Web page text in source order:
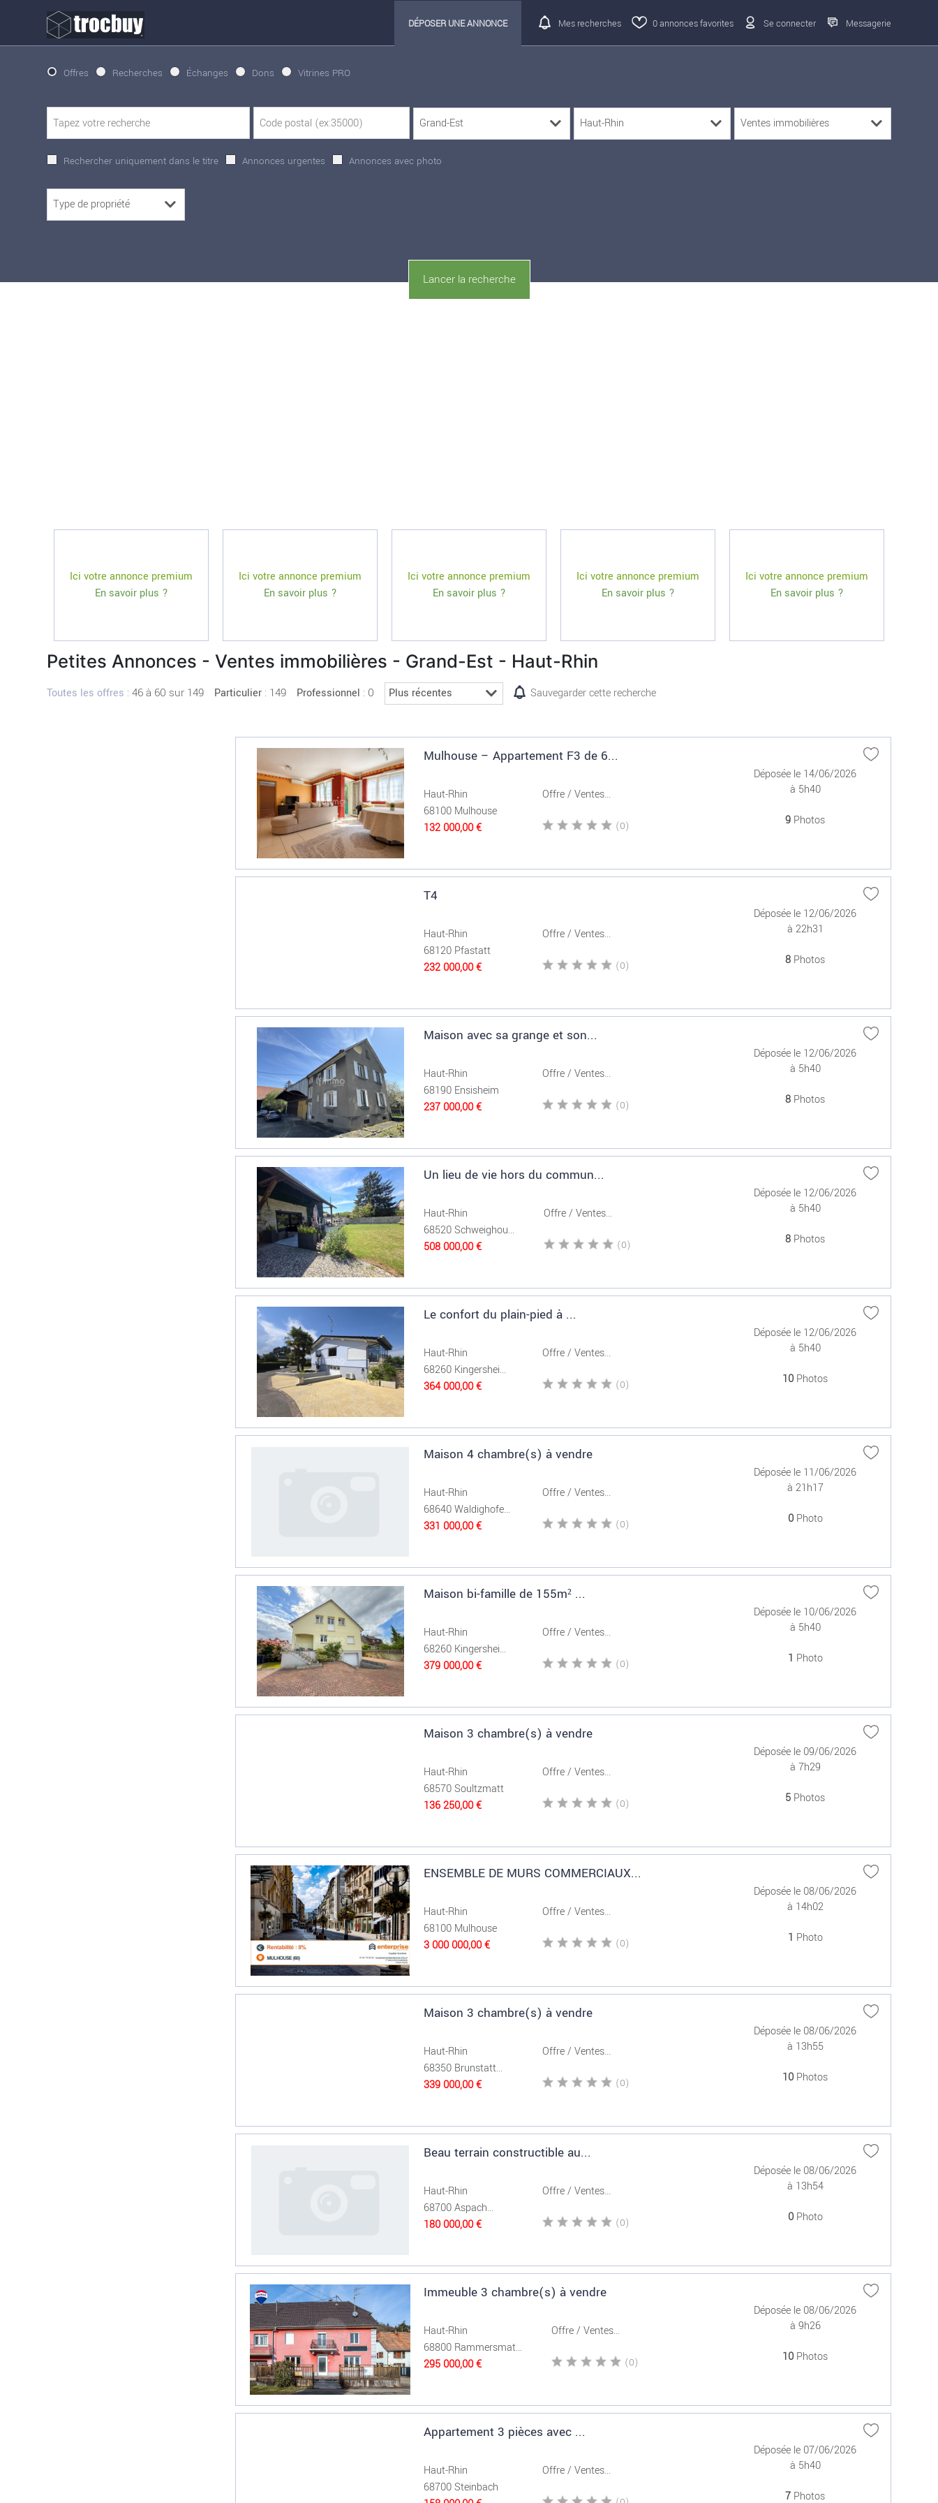
DÉPOSER UNE ANNONCE Mes recherches 0annonces favorites Se connecter Messagerie
Offres Recherches Échanges Dons Vitrines PRO
Rechercher uniquement dans le titre Annonces urgentes Annonces avec photo
Ici votre annonce premium
En savoir plus ?
Ici votre annonce premium
En savoir plus ?
Ici votre annonce premium
En savoir plus ?
Ici votre annonce premium
En savoir plus ?
Ici votre annonce premium
En savoir plus ?
Petites Annonces - Ventes immobilières - Grand-Est - Haut-Rhin
Toutes les offres :46 à 60 sur 149 Particulier : 149 Professionnel : 0 Sauvegarder cette recherche
Mulhouse – Appartement F3 de 6...
Haut-Rhin
68100 Mulhouse
132 000,00 €
Offre / Ventes...
(0)
Déposée le 14/06/2026
à 5h40
9 Photos
T4
Haut-Rhin
68120 Pfastatt
232 000,00 €
Offre / Ventes...
(0)
Déposée le 12/06/2026
à 22h31
8 Photos
Maison avec sa grange et son...
Haut-Rhin
68190 Ensisheim
237 000,00 €
Offre / Ventes...
(0)
Déposée le 12/06/2026
à 5h40
8 Photos
Un lieu de vie hors du commun...
Haut-Rhin
68520 Schweighou...
508 000,00 €
Offre / Ventes...
(0)
Déposée le 12/06/2026
à 5h40
8 Photos
Le confort du plain-pied à ...
Haut-Rhin
68260 Kingershei...
364 000,00 €
Offre / Ventes...
(0)
Déposée le 12/06/2026
à 5h40
10 Photos
Maison 4 chambre(s) à vendre
Haut-Rhin
68640 Waldighofe...
331 000,00 €
Offre / Ventes...
(0)
Déposée le 11/06/2026
à 21h17
0Photo
Maison bi-famille de 155m² ...
Haut-Rhin
68260 Kingershei...
379 000,00 €
Offre / Ventes...
(0)
Déposée le 10/06/2026
à 5h40
1 Photo
Maison 3 chambre(s) à vendre
Haut-Rhin
68570 Soultzmatt
136 250,00 €
Offre / Ventes...
(0)
Déposée le 09/06/2026
à 7h29
5 Photos
ENSEMBLE DE MURS COMMERCIAUX...
Haut-Rhin
68100 Mulhouse
3 000 000,00 €
Offre / Ventes...
(0)
Déposée le 08/06/2026
à 14h02
1 Photo
Maison 3 chambre(s) à vendre
Haut-Rhin
68350 Brunstatt...
339 000,00 €
Offre / Ventes...
(0)
Déposée le 08/06/2026
à 13h55
10 Photos
Beau terrain constructible au...
Haut-Rhin
68700 Aspach...
180 000,00 €
Offre / Ventes...
(0)
Déposée le 08/06/2026
à 13h54
0Photo
Immeuble 3 chambre(s) à vendre
Haut-Rhin
68800 Rammersmat...
295 000,00 €
Offre / Ventes...
(0)
Déposée le 08/06/2026
à 9h26
10 Photos
Appartement 3 pièces avec ...
Haut-Rhin
68700 Steinbach
Offre / Ventes...
Déposée le 07/06/2026
à 5h40
7 Photos